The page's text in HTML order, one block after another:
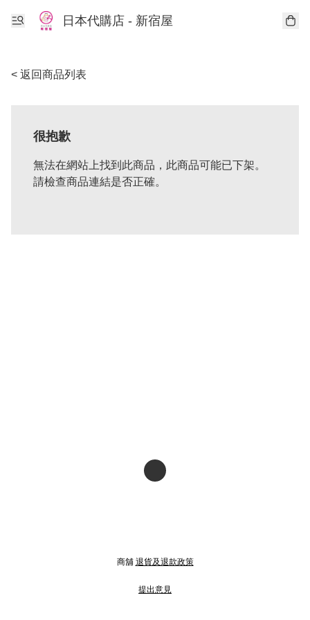
日本代購店 - 新宿屋
< 返回商品列表
很抱歉
無法在網站上找到此商品，此商品可能已下架。
請檢查商品連結是否正確。
商舖 退貨及退款政策
提出意見